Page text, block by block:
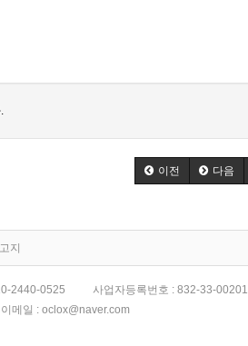
이전 다음
지
2440-0525 사업자등록번호 : 832-33-00201
이메일 : oclox@naver.com